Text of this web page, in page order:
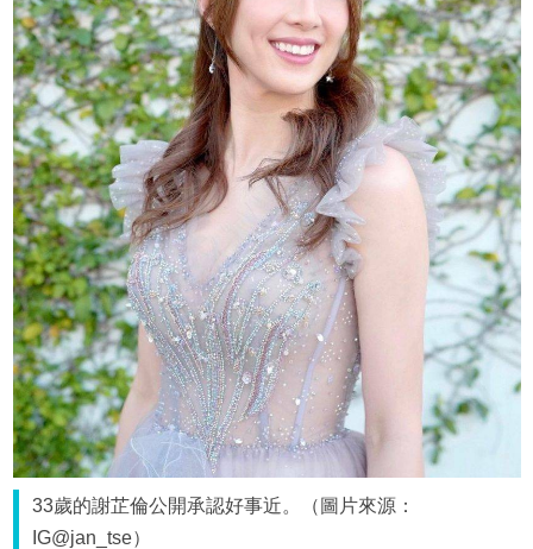
33歲的謝芷倫公開承認好事近。（圖片來源：
IG@jan_tse）